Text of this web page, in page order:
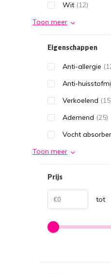
Wit (12)
Toon meer
Eigenschappen
Anti-allergie
Anti-
Verkoelend
Ademend (25)
Vocht
Toon meer
Prijs
tot